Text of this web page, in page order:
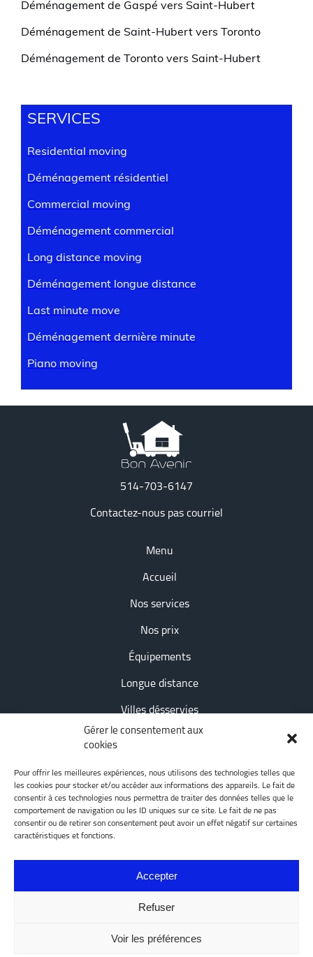
Gérer le consentement aux
cookies
Pour offrir les meilleures expériences, nous utilisons des technologies telles que
les cookies pour stocker et/ou accéder aux informations des appareils. Le fait de
consentir à ces technologies nous permettra de traiter des données telles que le
comportement de navigation ou les ID uniques sur ce site. Le fait de ne pas
consentir ou de retirer son consentement peut avoir un effet négatif sur certaines
caractéristiques et fonctions.
Accepter
Refuser
Voir les préférences
Déménagement de Gaspé vers Saint-Hubert
Déménagement de Saint-Hubert vers Toronto
Déménagement de Toronto vers Saint-Hubert
SERVICES
Residential moving
Déménagement résidentiel
Commercial moving
Déménagement commercial
Long distance moving
Déménagement longue distance
Last minute move
Déménagement dernière minute
Piano moving
514-703-6147
Contactez-nous pas courriel
Menu
Accueil
Nos services
Nos prix
Équipements
Longue distance
Villes désservies
Conseils et astuces
Meilleur Compagnie sur la Rive Sud